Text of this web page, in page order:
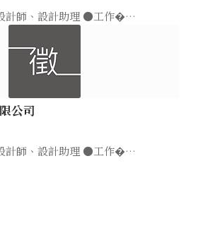
計師、設計助理 ●工作�…
公司
計師、設計助理 ●工作�…